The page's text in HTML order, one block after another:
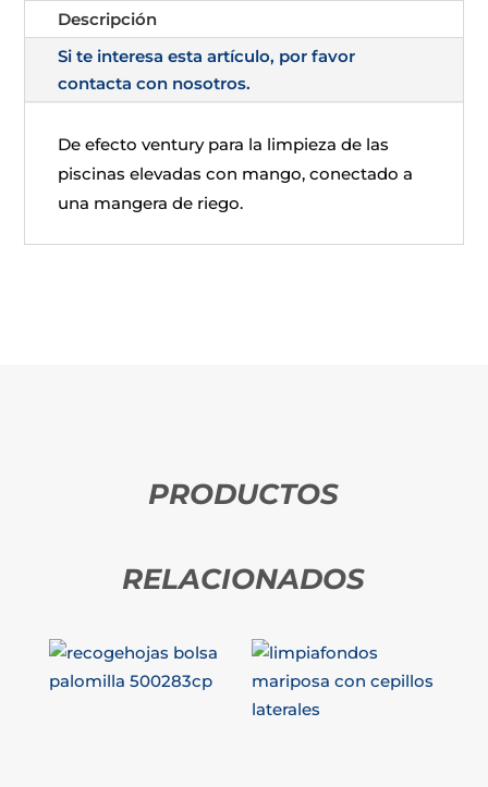
Descripción
Si te interesa esta artículo, por favor
contacta con nosotros.
De efecto ventury para la limpieza de las
piscinas elevadas con mango, conectado a
una mangera de riego.
PRODUCTOS
RELACIONADOS